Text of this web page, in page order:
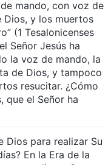
mando, con voz de
y los muertos
(1 Tesalonicenses
Señor Jesús ha
la voz de mando, la
de Dios, y tampoco
resucitar. ¿Cómo
que el Señor ha
Dios para realizar Su
En la Era de la